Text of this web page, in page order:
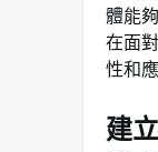
體能
在面
性和
建